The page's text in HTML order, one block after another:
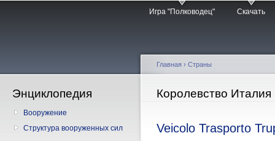
Игра "Полководец" Скачать
Энциклопедия
Вооружение
Структура вооруженных сил
Вы здесь
Главная › Страны
Королевство Италия
Veicolo Trasporto